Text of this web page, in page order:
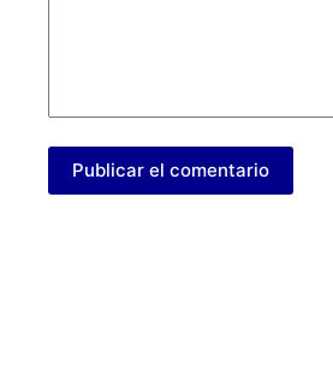
Publicar el comentario